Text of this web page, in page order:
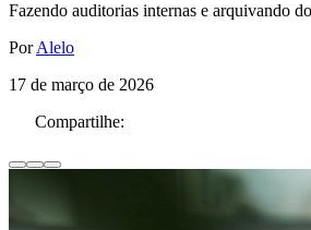
Fazendo auditorias internas e arquivando
PorAlelo
17 de março de 2026
Compartilhe: